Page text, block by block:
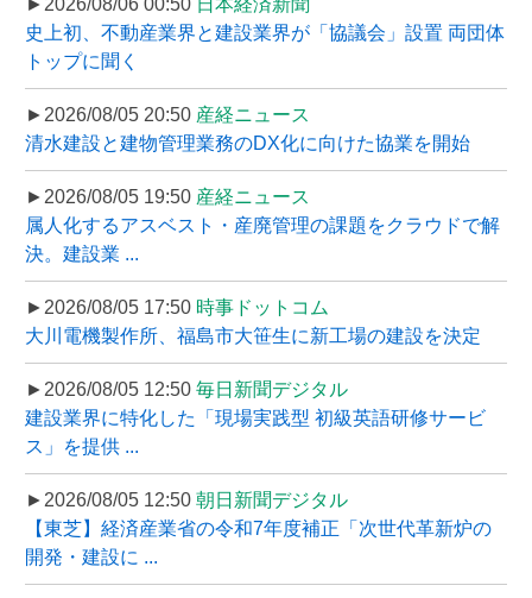
史上初、不動産業界と建設業界が「協議会」設置 両団体
トップに聞く
►2026/08/05 20:50 産経ニュース
清水建設と建物管理業務のDX化に向けた協業を開始
►2026/08/05 19:50 産経ニュース
属人化するアスベスト・産廃管理の課題をクラウドで解
決。建設業 ...
►2026/08/05 17:50 時事ドットコム
大川電機製作所、福島市大笹生に新工場の建設を決定
►2026/08/05 12:50 毎日新聞デジタル
建設業界に特化した「現場実践型 初級英語研修サービ
ス」を提供 ...
►2026/08/05 12:50 朝日新聞デジタル
【東芝】経済産業省の令和7年度補正「次世代革新炉の
開発・建設に ...